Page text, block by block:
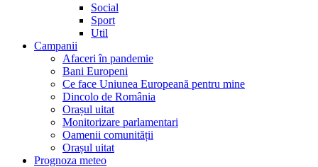
Social
Sport
Util
Campanii
Afaceri în pandemie
Bani Europeni
Ce face Uniunea Europeană pentru mine
Dincolo de România
Orașul uitat
Monitorizare parlamentari
Oamenii comunității
Orașul uitat
Prognoza meteo